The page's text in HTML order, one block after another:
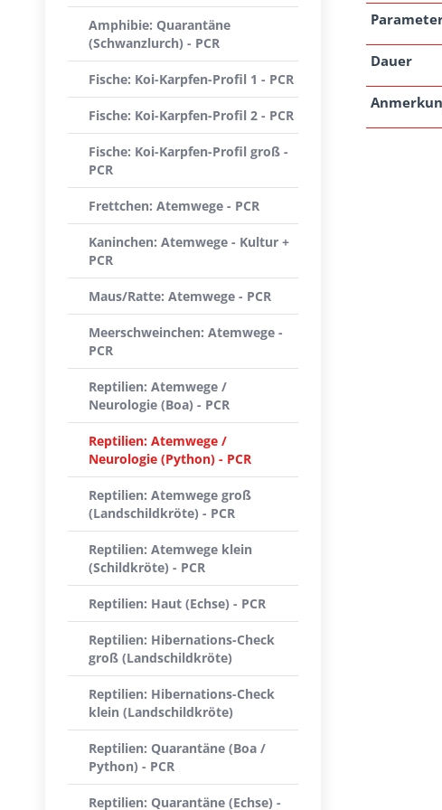
Dauer
Amphibie: Quarantäne
(Schwanzlurch) - PCR
Fische: Koi-Karpfen-Profil 1 - PCR
Fische: Koi-Karpfen-Profil 2 - PCR
Fische: Koi-Karpfen-Profil groß -
PCR
Frettchen: Atemwege - PCR
Kaninchen: Atemwege - Kultur +
PCR
Maus/Ratte: Atemwege - PCR
Meerschweinchen: Atemwege -
PCR
Reptilien: Atemwege /
Neurologie (Boa) - PCR
Reptilien: Atemwege /
Neurologie (Python) - PCR
Reptilien: Atemwege groß
(Landschildkröte) - PCR
Reptilien: Atemwege klein
(Schildkröte) - PCR
Reptilien: Haut (Echse) - PCR
Reptilien: Hibernations-Check
groß (Landschildkröte)
Reptilien: Hibernations-Check
klein (Landschildkröte)
Reptilien: Quarantäne (Boa /
Python) - PCR
Reptilien: Quarantäne (Echse) -